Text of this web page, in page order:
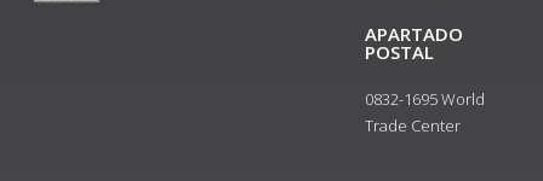
APARTADO
POSTAL
0832-1695 World
Trade Center